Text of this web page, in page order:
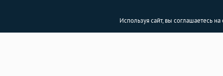
Используя сайт, вы соглашаетесь